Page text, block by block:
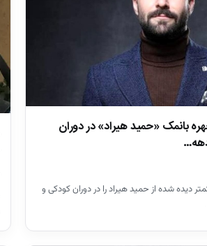
بانمک «حمید هیراد» در دوران
دیده شده از حمید هیراد را در دوران کودکی و